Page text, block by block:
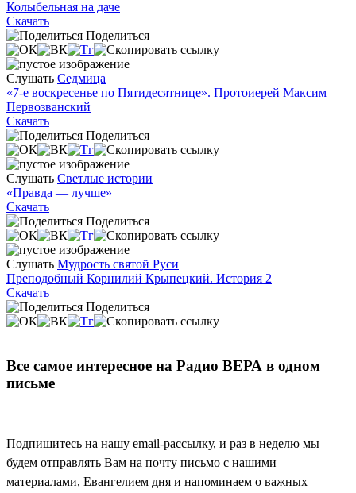
Колыбельная на даче
Скачать
Поделиться
Слушать Седмица
«7-е воскресенье по Пятидесятнице». Протоиерей Максим
Первозванский
Скачать
Поделиться
Слушать Светлые истории
«Правда — лучше»
Скачать
Поделиться
Слушать Мудрость святой Руси
Преподобный Корнилий Крыпецкий. История 2
Скачать
Поделиться
Все самое интересное на Радио ВЕРА в одном
письме
Подпишитесь на нашу email-рассылку, и раз в неделю мы
будем отправлять Вам на почту письмо с нашими
материалами, Евангелием дня и напоминаем о важных